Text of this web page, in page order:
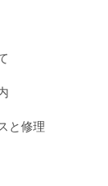
と修理